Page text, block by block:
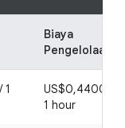
Biaya
Pengelolaan
1
1 hour